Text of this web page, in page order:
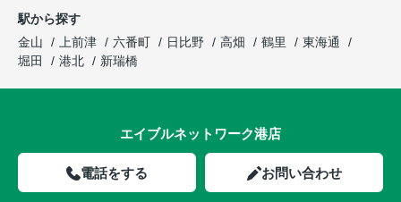
駅から探す
金山
上前津 六番町 日比野 高畑 鶴里
東海通
堀田
港北 新瑞橋
エイブルネットワーク港店
電話をする お問い合わせ